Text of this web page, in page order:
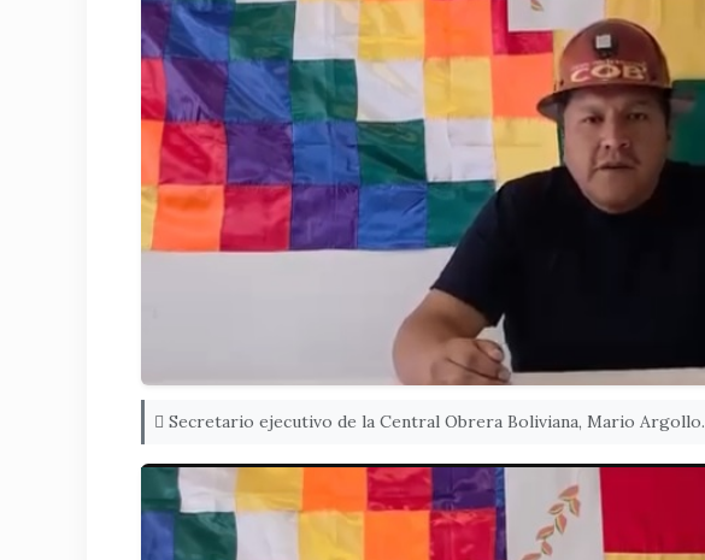
Secretario ejecutivo de la Central Obrera Boliviana, Mario Argollo.